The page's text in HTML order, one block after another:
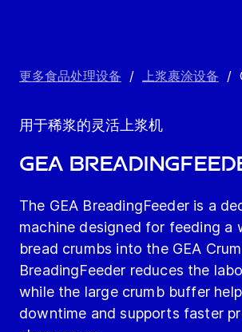
更多食品处理设备 / 上浆裹涂设备 /
用于稀浆的灵活上浆机
GEA
The GEA BreadingFeeder is a
machine designed for feeding a
bread crumbs into the GEA
BreadingFeeder reduces the
while the large crumb buffer
downtime and supports faster